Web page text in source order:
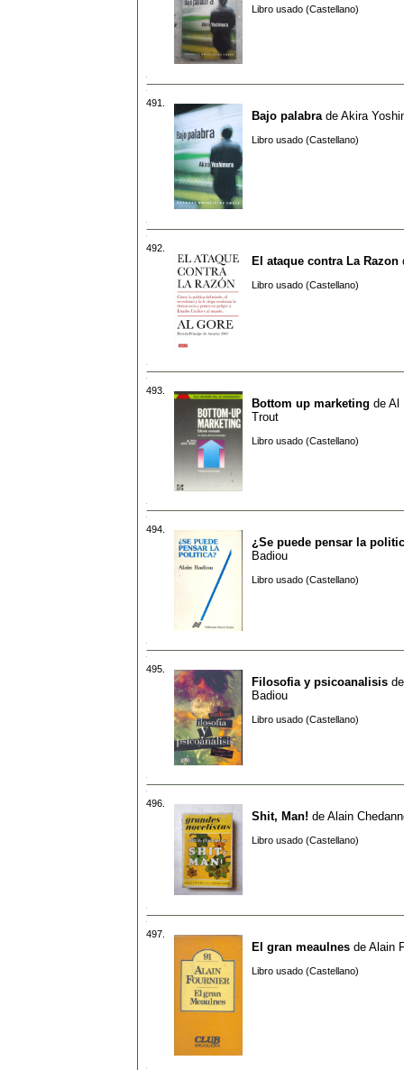
Libro usado (Castellano)
491.
Bajo palabra de Akira
Libro usado (Castellano)
492.
El ataque contra La Razon
Libro usado (Castellano)
493.
Bottom up marketing de Al
Trout
Libro usado (Castellano)
494.
¿Se puede pensar la
Badiou
Libro usado (Castellano)
495.
Filosofia y psicoanalisis
Badiou
Libro usado (Castellano)
496.
Shit, Man! de Alain
Libro usado (Castellano)
497.
El gran meaulnes de Alain
Libro usado (Castellano)